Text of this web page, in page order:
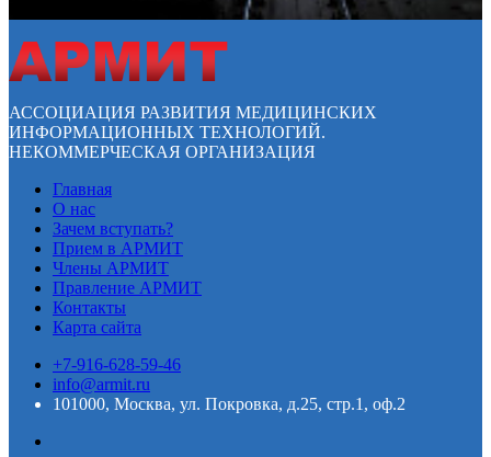
АССОЦИАЦИЯ РАЗВИТИЯ МЕДИЦИНСКИХ
ИНФОРМАЦИОННЫХ ТЕХНОЛОГИЙ.
НЕКОММЕРЧЕСКАЯ ОРГАНИЗАЦИЯ
Главная
О нас
Зачем вступать?
Прием в АРМИТ
Члены АРМИТ
Правление АРМИТ
Контакты
Карта сайта
+7-916-628-59-46
info@armit.ru
101000, Москва, ул. Покровка, д.25, стр.1, оф.2